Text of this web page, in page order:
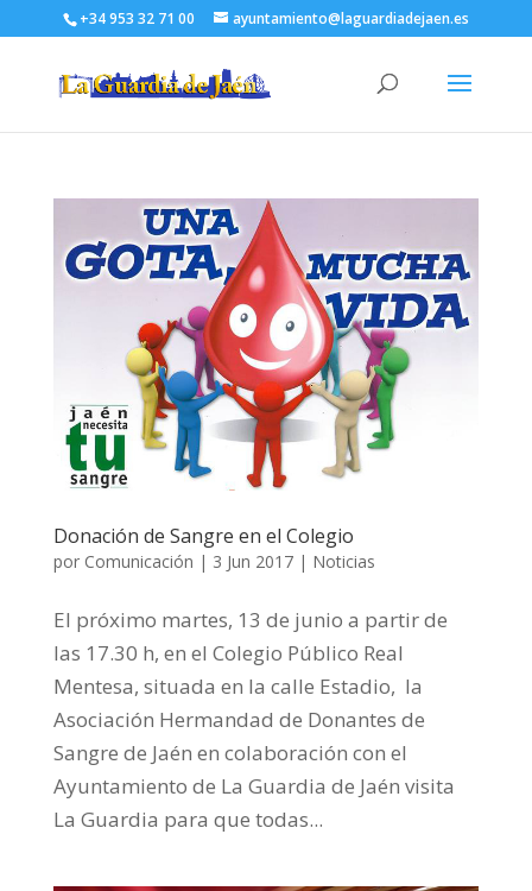
+34 953 32 71 00 ayuntamiento@laguardiadejaen.es
Donación de Sangre en el Colegio
por Comunicación | 3 Jun 2017| Noticias
El próximo martes, 13 de junio a partir de
las 17.30 h, en el Colegio Público Real
Mentesa, situada en la calle Estadio, la
Asociación Hermandad de Donantes de
Sangre de Jaén en colaboración con el
Ayuntamiento de La Guardia de Jaén visita
La Guardia para que todas...